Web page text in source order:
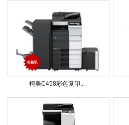
柯美C458彩色复印...